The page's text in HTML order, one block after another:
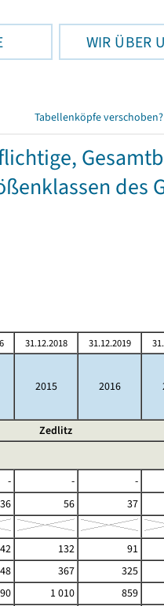
WIR ÜBER
Tabellenköpfe verschoben?
des
31.12.2018 31.12.2019
2015 2016
Zedlitz
- - -
36 56 37
132 91
367 325
1 010 859